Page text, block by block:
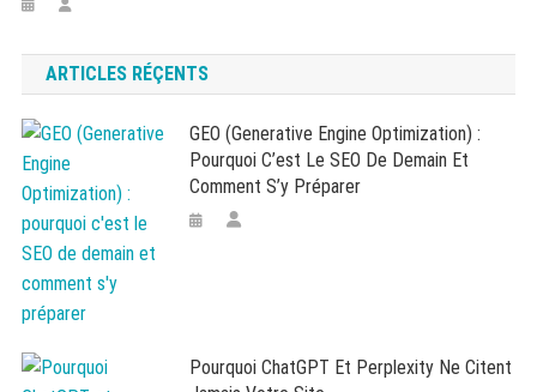
ARTICLES RÉÇENTS
GEO (Generative Engine Optimization) :
Pourquoi C’est Le SEO De Demain Et
Comment S’y Préparer
Pourquoi ChatGPT Et Perplexity Ne Citent